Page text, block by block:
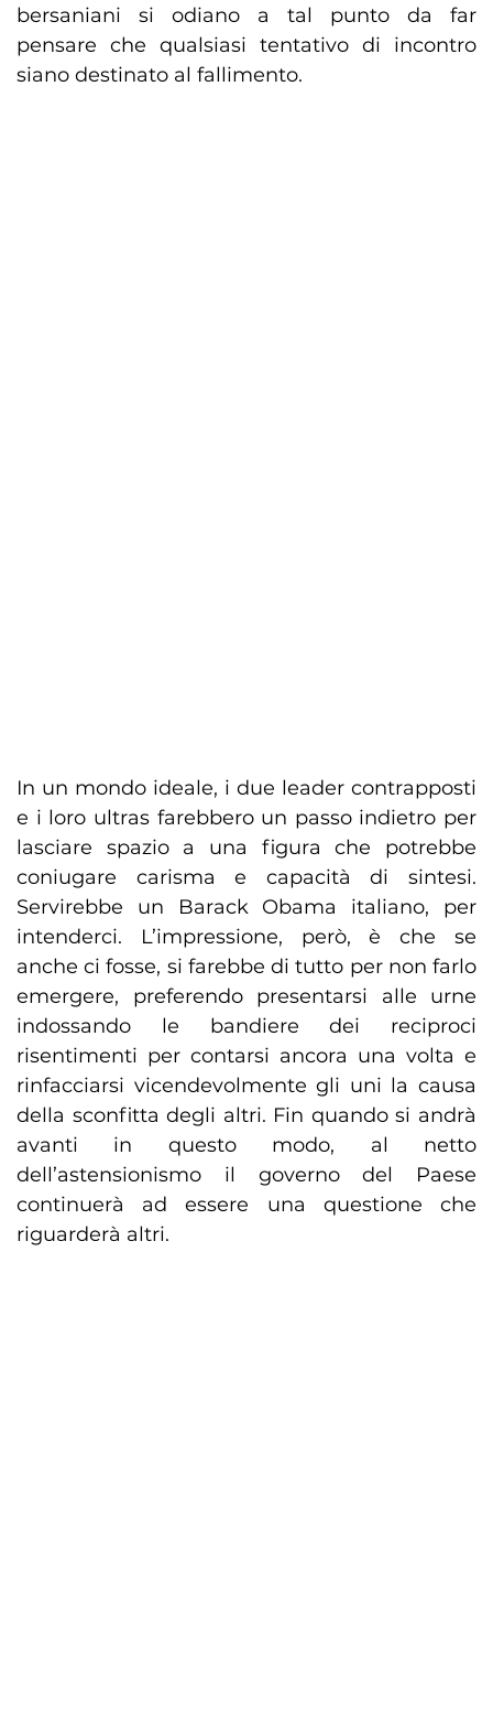
bersaniani si odiano a tal punto da far
pensare che qualsiasi tentativo di incontro
siano destinato al fallimento.
In un mondo ideale, i due leader contrapposti
e i loro ultras farebbero un passo indietro per
lasciare spazio a una figura che potrebbe
coniugare carisma e capacità di sintesi.
Servirebbe un Barack Obama italiano, per
intenderci. L’impressione, però, è che se
anche ci fosse, si farebbe di tutto per non farlo
emergere, preferendo presentarsi alle urne
indossando le bandiere dei reciproci
risentimenti per contarsi ancora una volta e
rinfacciarsi vicendevolmente gli uni la causa
della sconfitta degli altri. Fin quando si andrà
avanti in questo modo, al netto
dell’astensionismo il governo del Paese
continuerà ad essere una questione che
riguarderà altri.